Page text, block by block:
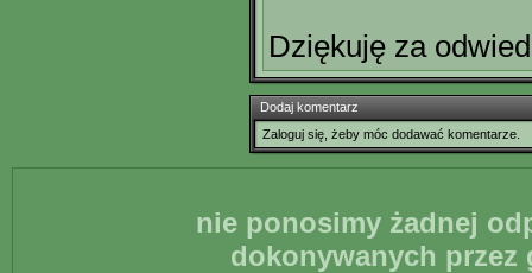
Dziękuję za
Dodaj komentarz
Zaloguj się, żeby móc dodawać komentarze.
nie ponosimy żadnej
dokonywanych